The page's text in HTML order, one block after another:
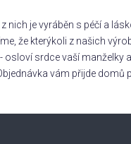
l
á
d
a
í
z nich je vyráběn s péčí a
že kterýkoli z našich
- osloví srdce vaší manželky
vám přijde